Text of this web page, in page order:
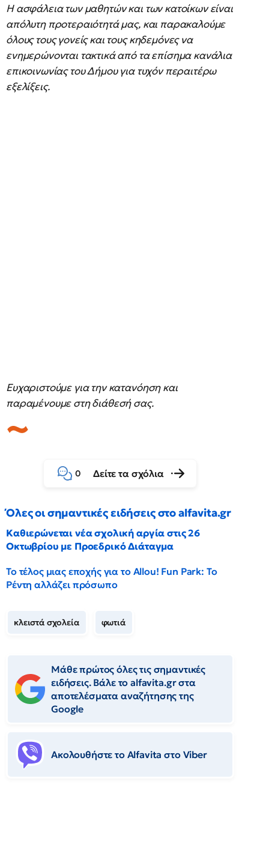
Η ασφάλεια των μαθητών και των κατοίκων είναι
απόλυτη προτεραιότητά μας, και παρακαλούμε
όλους τους γονείς και τους κηδεμόνες να
ενημερώνονται τακτικά από τα επίσημα κανάλια
επικοινωνίας του Δήμου για τυχόν περαιτέρω
εξελίξεις.
Ευχαριστούμε για την κατανόηση και
παραμένουμε στη διάθεσή σας.
0 Δείτε τα σχόλια
Όλες οι σημαντικές ειδήσεις στο alfavita.gr
Καθιερώνεται νέα σχολική αργία στις 26
Οκτωβρίου με Προεδρικό Διάταγμα
Το τέλος μιας εποχής για το Allou! Fun Park: Το
Ρέντη αλλάζει πρόσωπο
κλειστά σχολεία φωτιά
Μάθε πρώτος όλες τις σημαντικές
ειδήσεις. Βάλε το alfavita.gr στα
αποτελέσματα αναζήτησης της
Google
Ακολουθήστε το Αlfavita στο Viber